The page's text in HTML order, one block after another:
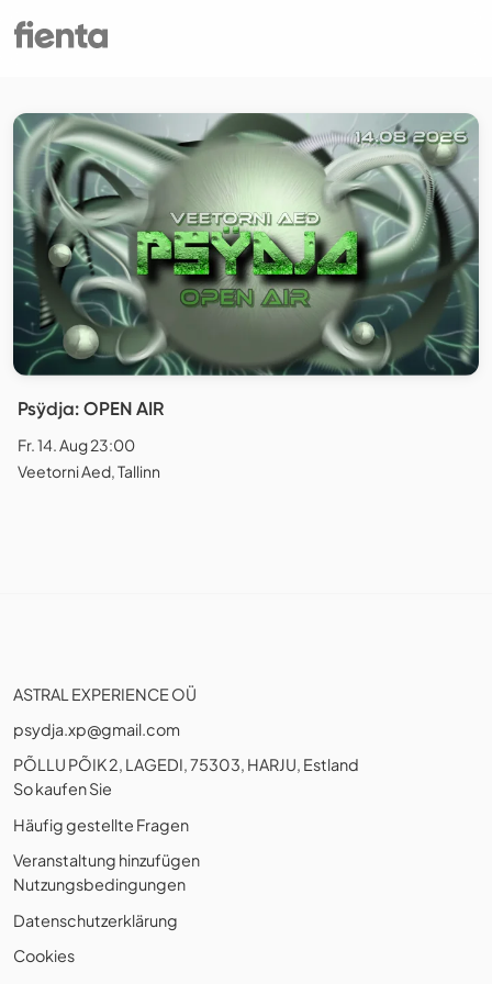
Psÿdja: OPEN AIR
Fr. 14. Aug 23:00
Veetorni Aed, Tallinn
ASTRAL EXPERIENCE OÜ
psydja.xp@gmail.com
PÕLLU PÕIK 2, LAGEDI, 75303, HARJU, Estland
So kaufen Sie
Häufig gestellte Fragen
Veranstaltung hinzufügen
Nutzungsbedingungen
Datenschutzerklärung
Cookies